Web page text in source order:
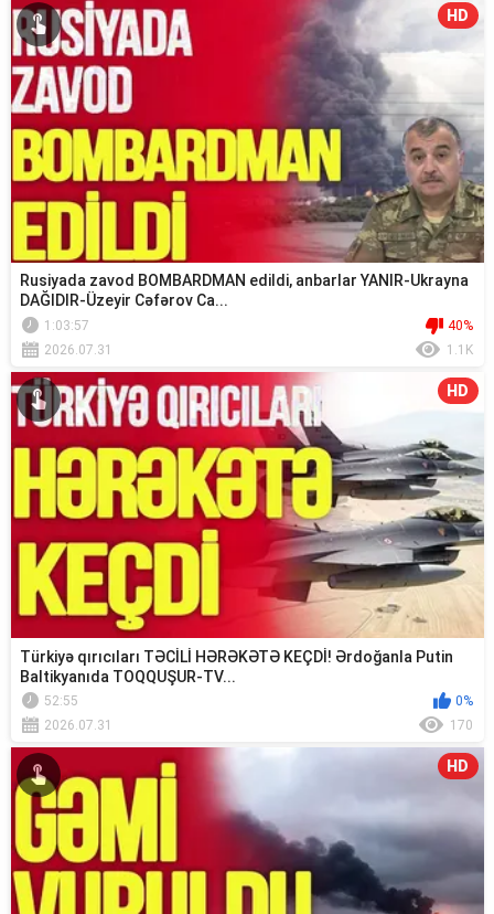
HD
Rusiyada zavod BOMBARDMAN edildi, anbarlar YANIR-Ukrayna
DAĞIDIR-Üzeyir Cəfərov Ca...
1:03:57
40%
2026.07.31
1.1K
HD
Türkiyə qırıcıları TƏCİLİ HƏRƏKƏTƏ KEÇDİ! Ərdoğanla Putin
Baltikyanıda TOQQUŞUR-TV...
52:55
0%
2026.07.31
170
HD